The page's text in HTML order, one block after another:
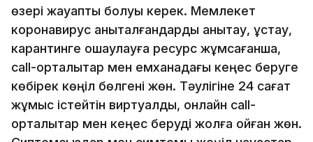
өзері жауапты болуы керек. Мемлекет
коронавирус анықталғандарды анықтау, ұстау,
карантинге оқшаулауға ресурс жұмсағанша,
call-орталықтар мен емханадағы кеңес беруге
көбірек көңіл бөлгені жөн. Тәулігіне 24 сағат
жұмыс істейтін виртуалды, онлайн call-
орталықтар мен кеңес беруді жолға қойған жөн.